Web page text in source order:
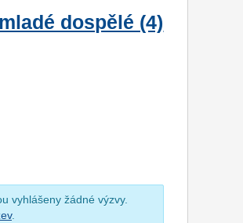
dospělé (4)
vyhlášeny žádné výzvy.
.